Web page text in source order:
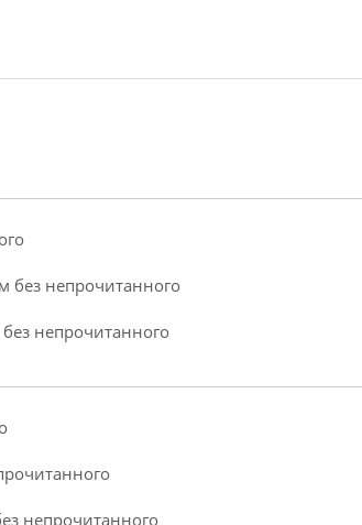
непрочитанного
непрочитанного
непрочитанного